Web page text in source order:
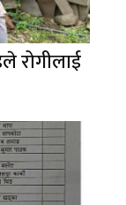
रोगीलाई